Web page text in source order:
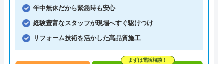
年中無休だから緊急時も安心
経験豊富なスタッフが現場へすぐ駆けつけ
リフォーム技術を活かした高品質施工
まずは電話相談！